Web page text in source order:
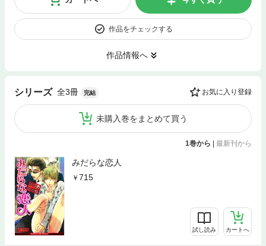
作品をチェックする
作品情報へ
シリーズ 全3冊 完結 お気に入り登録
未購入巻をまとめて買う
1巻から 最新刊から
みだらな恋人
715
試し読み カートへ